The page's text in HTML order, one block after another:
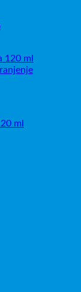
ml